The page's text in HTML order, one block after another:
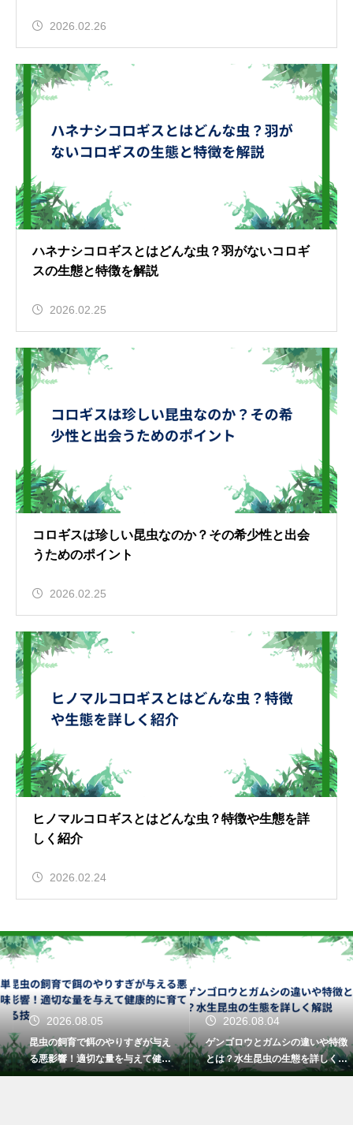
2026.02.26
ハネナシコロギスとはどんな虫？羽がないコロギ
スの生態と特徴を解説
2026.02.25
コロギスは珍しい昆虫なのか？その希少性と出会
うためのポイント
2026.02.25
ヒノマルコロギスとはどんな虫？特徴や生態を詳
しく紹介
2026.02.24
2026.08.05
昆虫の飼育で餌のやりすぎが与え
る悪影響！適切な量を与えて健康
的に育てる技
2026.08.04
ゲンゴロウとガムシの違いや特徴
とは？水生昆虫の生態を詳しく解
説